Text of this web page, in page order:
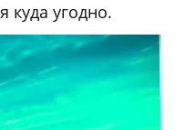
куда угодно.